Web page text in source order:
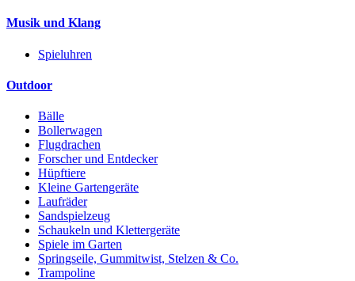
Musik und Klang
Spieluhren
Outdoor
Bälle
Bollerwagen
Flugdrachen
Forscher und Entdecker
Hüpftiere
Kleine Gartengeräte
Laufräder
Sandspielzeug
Schaukeln und Klettergeräte
Spiele im Garten
Springseile, Gummitwist, Stelzen & Co.
Trampoline